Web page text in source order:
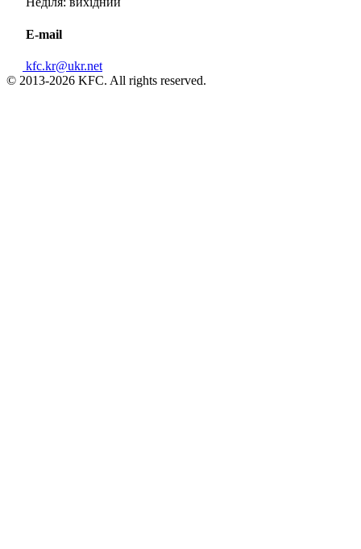
E-mail
kfc.kr@ukr.net
© 2013-2026 KFC. All rights reserved.